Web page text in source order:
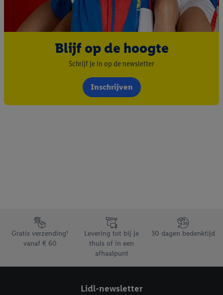
Blijf op de hoogte
Schrijf je in op de newsletter
Inschrijven
Footerelement met de verschillende USPs van Lidl.be
Gratis verzending¹
vanaf € 60
Levering tot bij je
thuis of in een
afhaalpunt
30 dagen bedenktijd
Lidl-newsletter
Als u hiermee akkoord gaat, kunnen advertenties in het kader
van retargeting, d.w.z. advertenties voor producten waarin u
interesse hebt getoond (bijvoorbeeld door het product in de
webshop aan uw winkelmandje toe te voegen, maar het niet te
kopen), ook op verschillende apparaten en verschillende Lidl-
diensten worden weergegeven als er met behulp van uw
gehashte e-mailadres en eventuele andere
identificatiegegevens/identificatiegegevens waarover Criteo
SA beschikt, meerdere eindapparaten of Lidl-diensten aan u
trekken, vindt u in onze
privacyverklaring
impressum hier.